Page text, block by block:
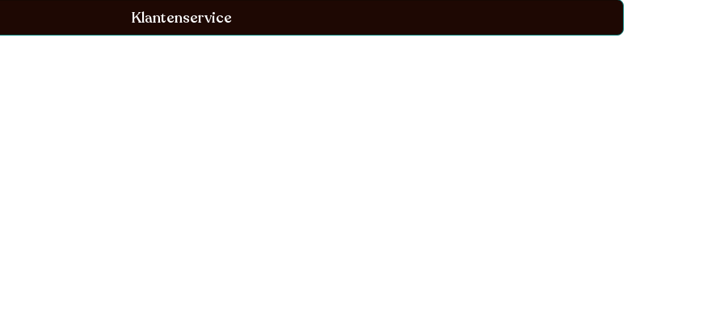
Klantenservice